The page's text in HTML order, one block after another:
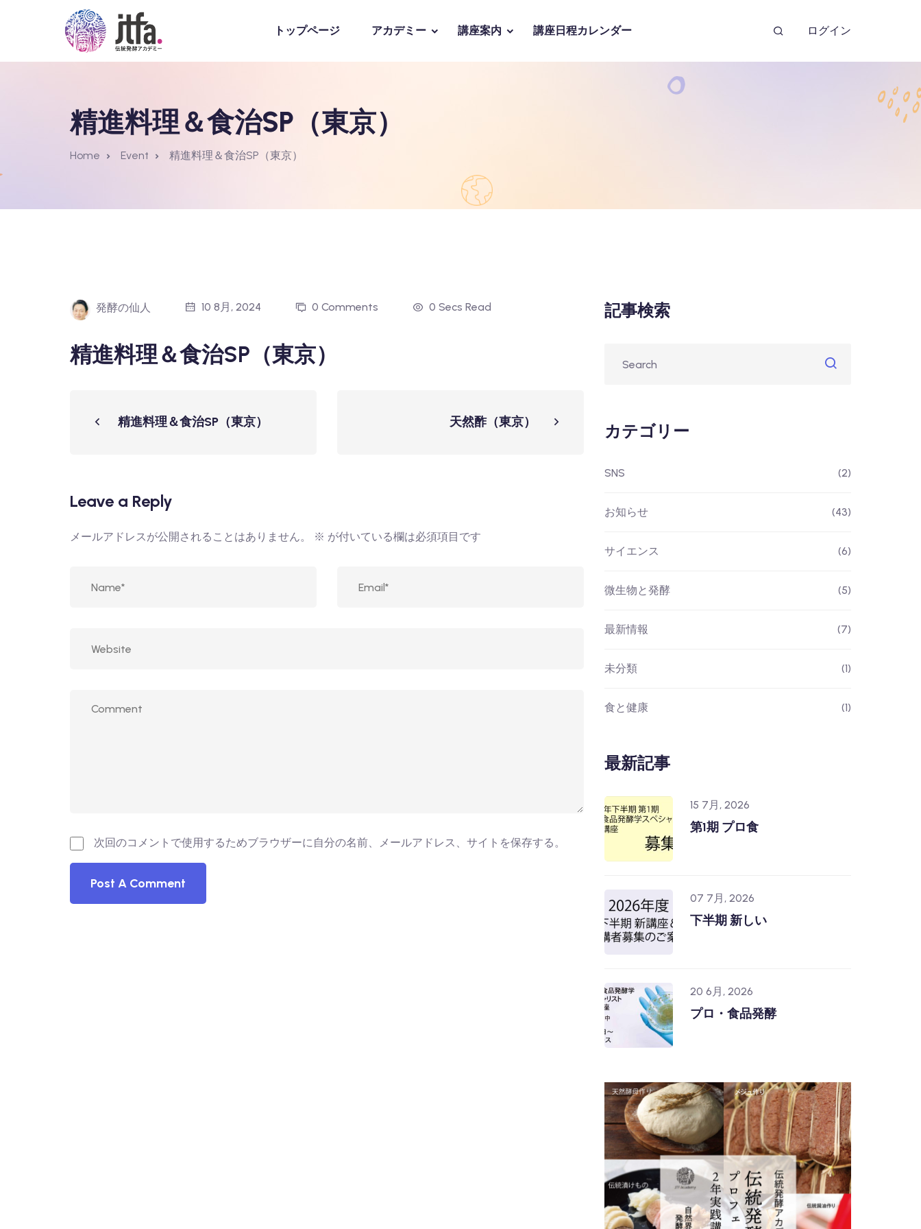
トップページ アカデミー 講座案内 講座日程カレンダー ログイン
精進料理＆食治SP（東京）
Home Event 精進料理＆食治SP（東京）
発酵の仙人 10 8月, 2024 0 Comments 0 Secs Read
精進料理＆食治SP（東京）
精進料理＆食治SP（東京） 天然酢（東京）
Leave a Reply
メールアドレスが公開されることはありません。 ※ が付いている欄は必須項目です
次回のコメントで使用するためブラウザーに自分の名前、メールアドレス、サイトを保存する。
記事検索
カテゴリー
SNS (2)
お知らせ (43)
サイエンス (6)
微生物と発酵 (5)
最新情報 (7)
未分類 (1)
食と健康 (1)
最新記事
15 7月, 2026
第1期 プロ食
07 7月, 2026
下半期 新しい
20 6月, 2026
プロ・食品発酵